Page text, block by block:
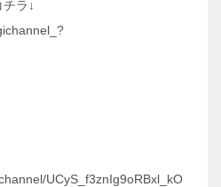
ラ↓
UCyS_f3znIg9oRBxl_kO